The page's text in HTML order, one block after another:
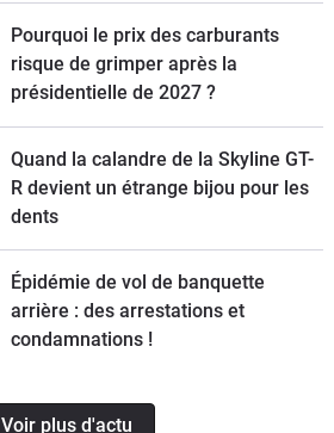
Pourquoi le prix des carburants
risque de grimper après la
présidentielle de 2027 ?
Quand la calandre de la Skyline GT-
R devient un étrange bijou pour les
dents
Épidémie de vol de banquette
arrière : des arrestations et
condamnations !
Voir plus d'actu